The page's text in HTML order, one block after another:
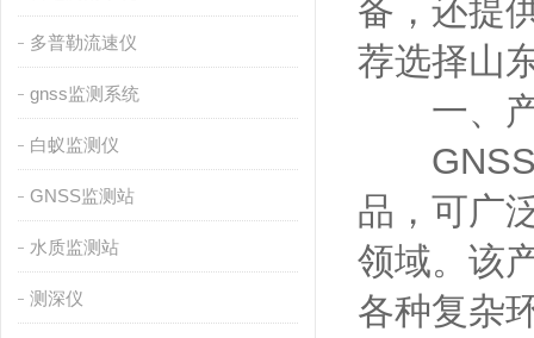
多普勒流速仪
gnss监测系统
白蚁监测仪
GNSS监测站
水质监测站
测深仪
备，还提
荐选择山
一、产
GNSS
品，可广
领域。该
各种复杂